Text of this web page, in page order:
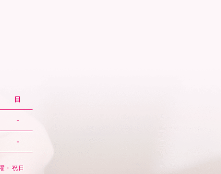
日
-
-
祝日